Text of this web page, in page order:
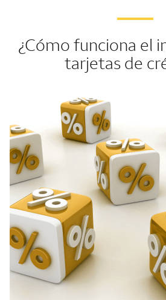
¿Cómo funciona el
tarjetas de